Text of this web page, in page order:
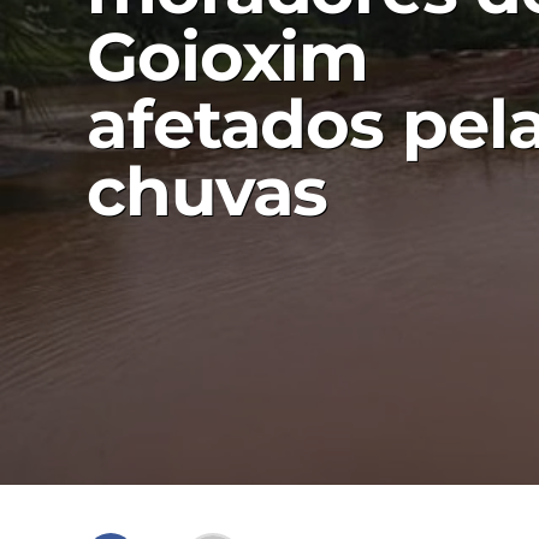
Goioxim
afetados
chuvas